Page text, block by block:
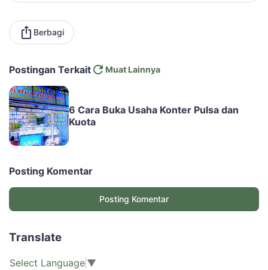
Berbagi
Postingan Terkait Muat Lainnya
6 Cara Buka Usaha Konter Pulsa dan
Kuota
Posting Komentar
Posting Komentar
Translate
Select Language ▼